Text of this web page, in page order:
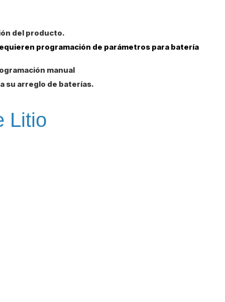
del producto.
programación de parámetros para batería
manual
su arreglo de baterías.
Litio